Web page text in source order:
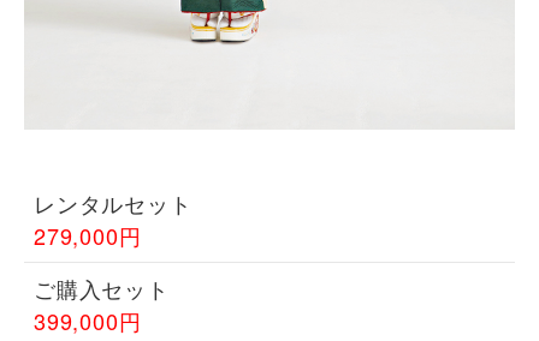
レンタルセット
279,000円
ご購入セット
399,000円